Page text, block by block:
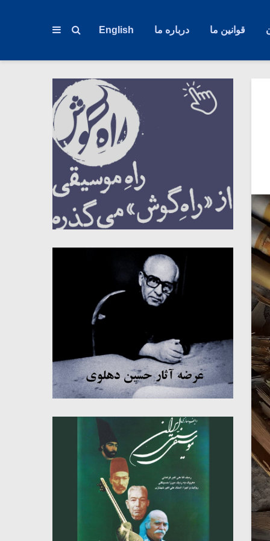
قوانین ما درباره ما English
میکلوش روژا